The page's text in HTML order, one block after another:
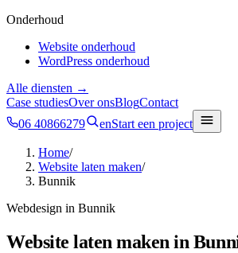
Onderhoud
Website onderhoud
WordPress onderhoud
Alle diensten →
Case studiesOver onsBlogContact
06 40866279
enStart een project
Home/
Website laten maken/
Bunnik
Webdesign in Bunnik
Website laten maken in